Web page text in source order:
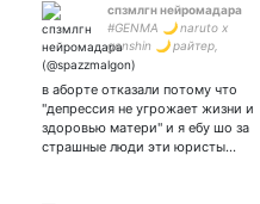
спзмлгн нейромадара
#GENMA 🌙 naruto x
genshin 🌙 райтер,
щитпостер 🌙 infp hu tao
в аборте отказали потому что
"депрессия не угрожает жизни и
здоровью матери" и я ебу шо за
страшные люди эти юристы…